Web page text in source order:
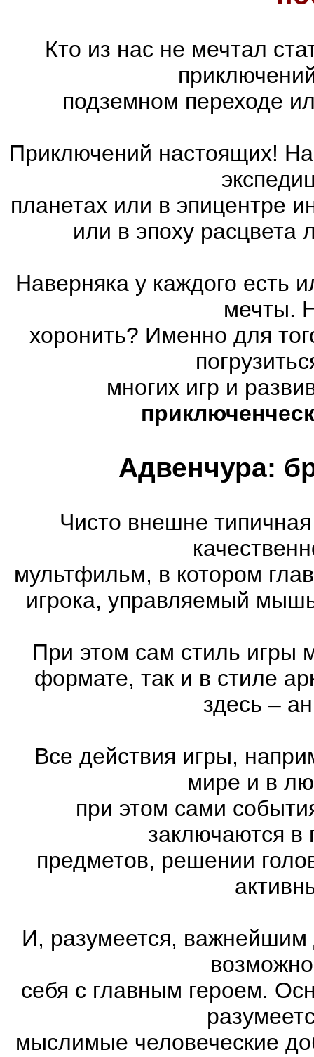
Кто из нас не мечтал
подземном переходе
Приключений настоящих! На
планетах или в эпицентре
или в эпоху
Наверняка у каждого есть
мечты.
хоронить? Именно для
многих игр и
Адвенчура:
Чисто внешне
мультфильм, в котором
игрока, управляемый
При этом сам стиль игры
формате, так и в стиле
здесь –
Все действия игры,
мире и в
при этом сами
заключаются в
предметов, решении
И, разумеется, важнейшим
себя с главным героем.
мыслимые человеческие